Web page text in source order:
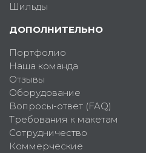
Шильды
ДОПОЛНИТЕЛЬНО
Портфолио
Наша команда
Отзывы
Оборудование
Вопросы-ответ (FAQ)
Требования к макетам
Сотрудничество
Коммерческие